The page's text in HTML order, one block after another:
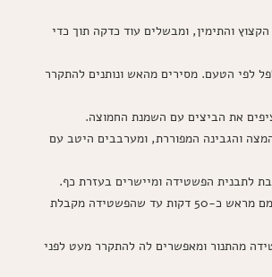
והתימין, ומבשלים עוד כדקה תוך כדי
לפי הטעם. מסירים מהאש ונותנים להתקרר
והגבינה המפוררת, ומערבבים היטב עם
10. אופים בתנור מחומם מראש כ-50 דקות עד שהפשטידה מקבלת
מהתנור ומאפשרים לה להתקרר מעט לפני